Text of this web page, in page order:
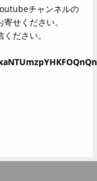
チャンネルの
せください。
ださい。